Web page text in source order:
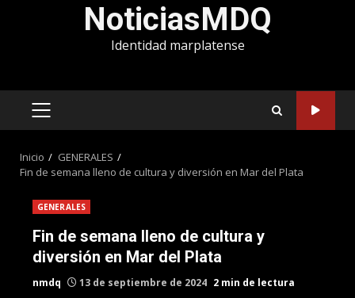
NoticiasMDQ
Identidad marplatense
MENÚ
Inicio
GENERALES
Fin de semana lleno de cultura y diversión en Mar del Plata
GENERALES
Fin de semana lleno de cultura y
diversión en Mar del Plata
nmdq 13 de septiembre de 2024 2 min de lectura